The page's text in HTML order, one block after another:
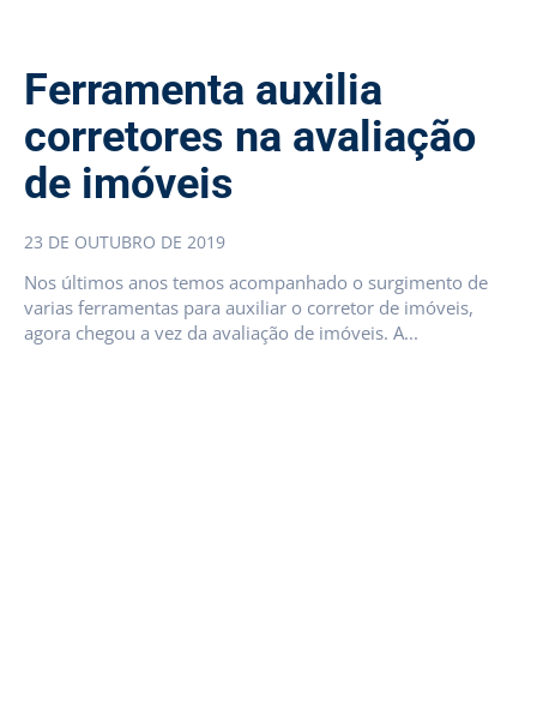
Ferramenta auxilia
corretores na avaliação
de imóveis
23 DE OUTUBRO DE 2019
Nos últimos anos temos acompanhado o surgimento de
varias ferramentas para auxiliar o corretor de imóveis,
agora chegou a vez da avaliação de imóveis. A...